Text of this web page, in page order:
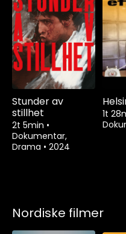
Stunder av
stillhet
2t 5min •
Dokumentar,
Drama • 2024
1t
Nordiske filmer